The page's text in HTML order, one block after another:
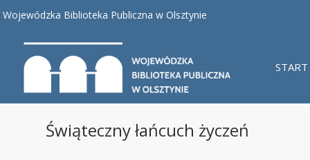
Wojewódzka Biblioteka Publiczna w Olsztynie
START
Świąteczny łańcuch życzeń